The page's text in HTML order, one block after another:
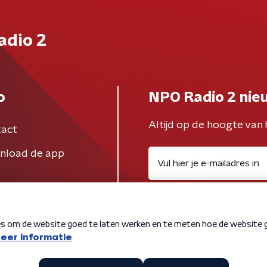
2
de app
NPO Radio 2
Altijd op de hoogte van